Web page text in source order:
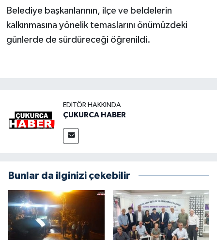
Belediye başkanlarının, ilçe ve beldelerin
kalkınmasına yönelik temaslarını önümüzdeki
günlerde de sürdüreceği öğrenildi.
EDITÖR HAKKINDA
ÇUKURCA HABER
Bunlar da ilginizi çekebilir